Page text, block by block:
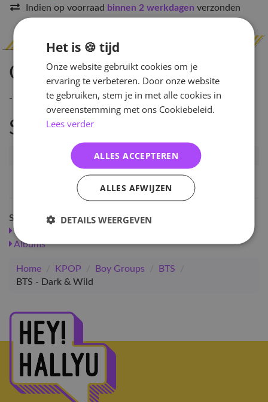
Indien op voorraad binnen 2 werkdagen verzonden
Omschrijving
-
Specificaties
Artikelnummer
5759
8804775056895
Shop meer
SALE
Albums
Home / KPOP / Boy Groups / BTS
/
BTS - Dark & Wild
Het is 🍪 tijd
Onze website gebruikt cookies om je
ervaring te verbeteren. Door onze website
te gebruiken, stem je in met alle cookies in
overeenstemming met ons Cookiebeleid.
Lees verder
ALLES ACCEPTEREN
ALLES AFWIJZEN
DETAILS WEERGEVEN